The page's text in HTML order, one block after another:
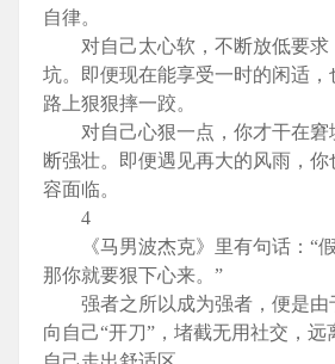
自律。
对自己太心软，不断放低要求
坑。即便现在能享受一时的闲适，
路上狠狠摔一跤。
对自己心狠一点，你才干在窘
断强壮。即便遇见再大的风雨，你
容面临。
4
《马男波杰克》里有句话：“假
那你就要狠下心来。”
强者之所以成为强者，便是由
向自己“开刀”，堵截无用社交，